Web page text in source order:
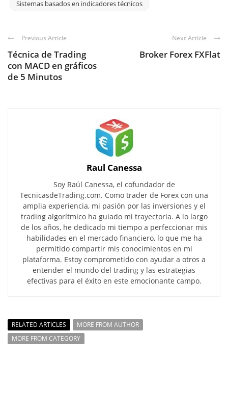
Sistemas basados en indicadores técnicos
Previous Article
Técnica de Trading
con MACD en gráficos
de 5 Minutos
Next Article
Broker Forex FXFlat
Raul Canessa
Soy Raúl Canessa, el cofundador de
TecnicasdeTrading.com. Como trader de Forex con una
amplia experiencia, mi pasión por las inversiones y el
trading algorítmico ha guiado mi trayectoria. A lo largo
de los años, he dedicado mi tiempo a perfeccionar mis
habilidades en el mercado financiero, lo que me ha
permitido compartir mis conocimientos en mi
plataforma. Estoy comprometido con ayudar a otros a
entender el mundo del trading y las estrategias
efectivas para el éxito en este emocionante campo.
RELATED ARTICLES
MORE FROM AUTHOR
MORE FROM CATEGORY